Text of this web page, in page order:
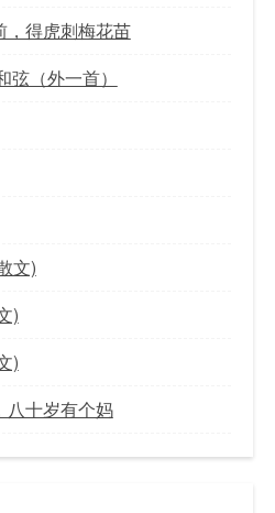
，得虎刺梅花苗
（外一首）
文)
)
)
八十岁有个妈